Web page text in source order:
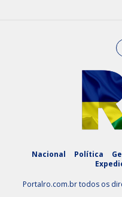
Nacional Política
Portalro.com.br todos os